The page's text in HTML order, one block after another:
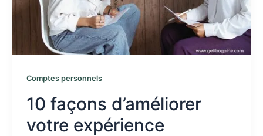
Comptes personnels
10 façons d’améliorer
votre expérience